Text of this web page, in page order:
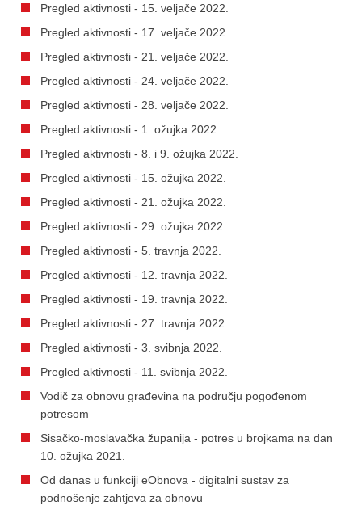
Pregled aktivnosti - 15. veljače 2022.
Pregled aktivnosti - 17. veljače 2022.
Pregled aktivnosti - 21. veljače 2022.
Pregled aktivnosti - 24. veljače 2022.
Pregled aktivnosti - 28. veljače 2022.
Pregled aktivnosti - 1. ožujka 2022.
Pregled aktivnosti - 8. i 9. ožujka 2022.
Pregled aktivnosti - 15. ožujka 2022.
Pregled aktivnosti - 21. ožujka 2022.
Pregled aktivnosti - 29. ožujka 2022.
Pregled aktivnosti - 5. travnja 2022.
Pregled aktivnosti - 12. travnja 2022.
Pregled aktivnosti - 19. travnja 2022.
Pregled aktivnosti - 27. travnja 2022.
Pregled aktivnosti - 3. svibnja 2022.
Pregled aktivnosti - 11. svibnja 2022.
Vodič za obnovu građevina na području pogođenom
potresom
Sisačko-moslavačka županija - potres u brojkama na dan
10. ožujka 2021.
Od danas u funkciji eObnova - digitalni sustav za
podnošenje zahtjeva za obnovu